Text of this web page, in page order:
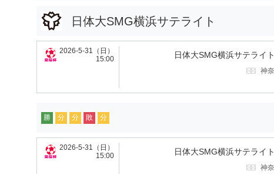
日体大SMG横浜サテライト
2026-5-31（日）
15:00
日体大SMG横浜サテライト
神
勝 分 分 敗 分
2026-5-31（日）
15:00
日体大SMG横浜サテライト
神